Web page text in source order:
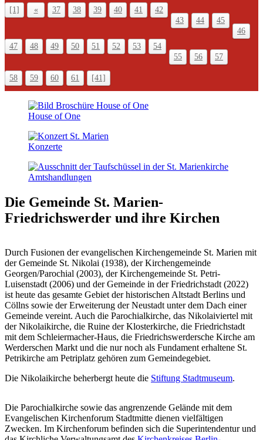
[1] « 37 38 39 40 41
42
43
44
45
46
47
48 49 50 51 52 53
54
55
56 57
58 59 60 61 [41]
House of One
Konzerte
Amts­handlungen
Die Gemeinde St. Marien-
Friedrichswerder und ihre Kirchen
Durch Fusionen der evangelischen Kirchengemeinde St. Marien mit
der Gemeinde St. Nikolai (1938), der Kirchengemeinde
Georgen/Parochial (2003), der Kirchengemeinde St. Petri-
Luisenstadt (2006) und der Gemeinde in der Friedrichstadt (2022)
ist heute das gesamte Gebiet der historischen Altstadt Berlins und
Cöllns sowie der Erweiterung der Neustadt unter dem Dach einer
Gemeinde vereint. Auch die Parochialkirche, das Nikolaiviertel mit
der Nikolaikirche, die Ruine der Klosterkirche, die Friedrichstadt
mit dem Schleiermacher-Haus, die Friedrichswerdersche Kirche am
Werderschen Markt und die nur noch als Fundament erhaltene St.
Petrikirche am Petriplatz gehören zum Gemeindegebiet.
Die Nikolaikirche beherbergt heute die Stiftung Stadtmuseum.
Die Parochialkirche sowie das angrenzende Gelände mit dem
Evangelischen Kirchenforum Stadtmitte dienen vielfältigen
Zwecken. Im Kirchenforum befinden sich die Superintendentur und